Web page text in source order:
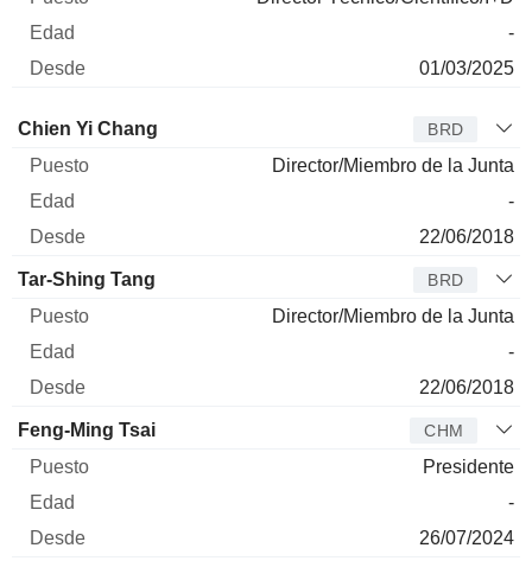
-
01/03/2025
Administrador Puesto
Chien Yi Chang BRD
Director/Miembro de la Junta
-
22/06/2018
Tar-Shing Tang BRD
Director/Miembro de la Junta
-
22/06/2018
Feng-Ming Tsai CHM
Presidente
-
26/07/2024